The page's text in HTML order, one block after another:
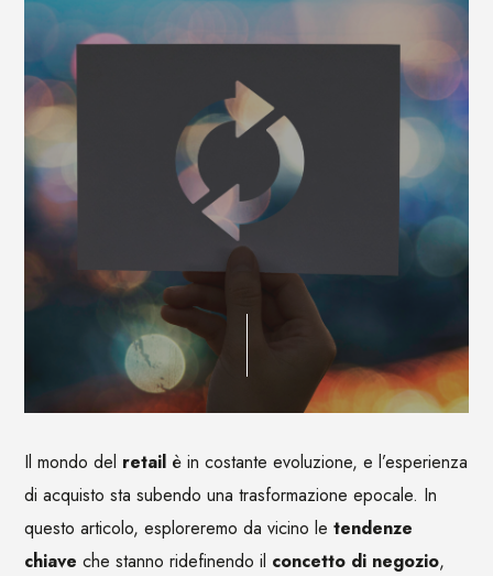
Il mondo del retail è in costante evoluzione, e l’esperienza
di acquisto sta subendo una trasformazione epocale. In
questo articolo, esploreremo da vicino letendenze
chiave che stanno ridefinendo il concetto di negozio,